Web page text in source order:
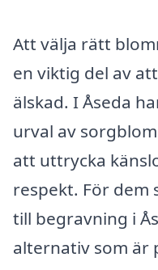
Att välja rätt
en viktig del av
älskad. I Åseda
urval av
att uttrycka
respekt. För
till begravning i
alternativ som är